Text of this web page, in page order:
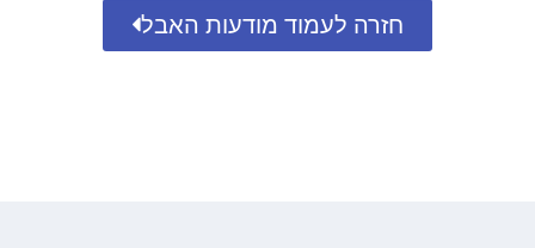
חזרה לעמוד מודעות האבל